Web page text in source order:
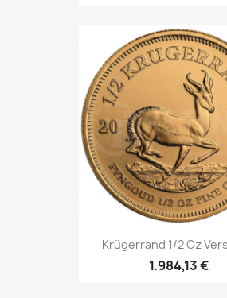
Krügerrand 1/2 Oz
1.984,13 €